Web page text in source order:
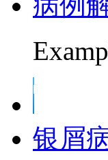
银屑